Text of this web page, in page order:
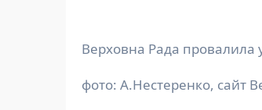
Верховна Рада
фото: А.Нестеренко, сайт